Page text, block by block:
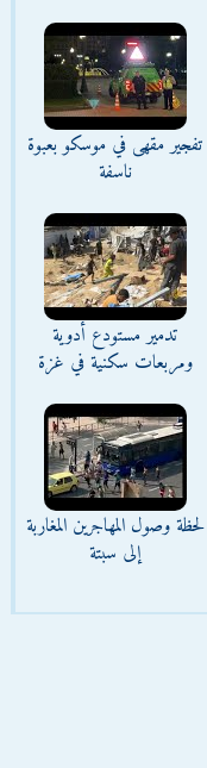
تفجير مقهى في موسكو بعبوة
ناسفة
تدمير مستودع أدوية
ومربعات سكنية في غزة
لحظة وصول المهاجرين المغاربة
إلى سبتة